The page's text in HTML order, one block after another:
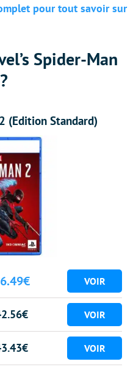
pour tout savoir sur
Spider-Man
(Edition Standard)